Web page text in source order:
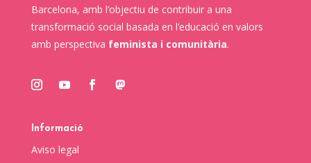
Barcelona, amb l’objectiu de contribuir a una
transformació social basada en l’educació en valors
amb perspectiva feminista i comunitària.
Informació
Aviso legal